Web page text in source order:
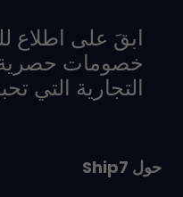
ابقَ على اطلاع
خصومات حصرية
التجارية التي
حول Ship7